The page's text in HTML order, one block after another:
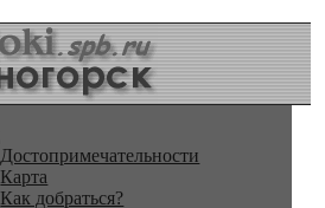
Достопримечательности
Карта
Как добраться?